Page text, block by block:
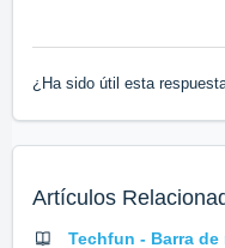
¿Ha sido útil esta
Artículos
Techfun - Barra